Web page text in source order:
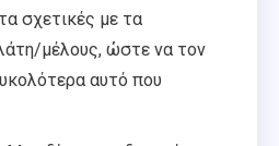
σχετικές με τα
μέλους, ώστε να τον
αυτό που